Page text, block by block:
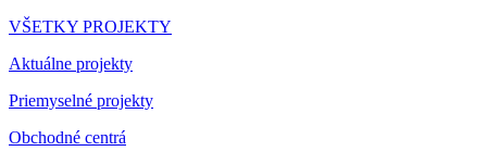
VŠETKY PROJEKTY
Aktuálne projekty
Priemyselné projekty
Obchodné centrá